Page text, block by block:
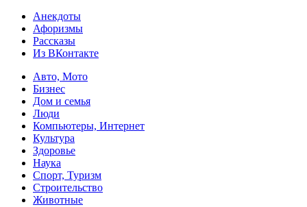
Анекдоты
Афоризмы
Рассказы
Из ВКонтакте
Авто, Мото
Бизнес
Дом и семья
Люди
Компьютеры, Интернет
Культура
Здоровье
Наука
Спорт, Туризм
Строительство
Животные